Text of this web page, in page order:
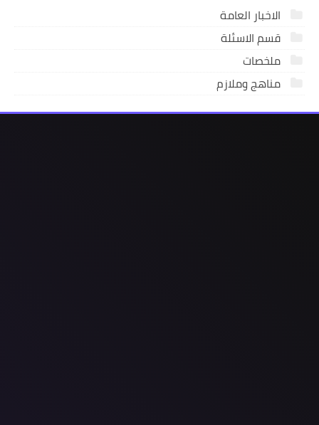
الاخبار العامة
قسم الاسئلة
ملخصات
مناهج وملازم